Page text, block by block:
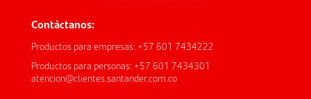
Contáctanos:
Productos para empresas: +57 601 7434222
Productos para personas: +57 601 7434301
atencion@clientes.santander.com.co